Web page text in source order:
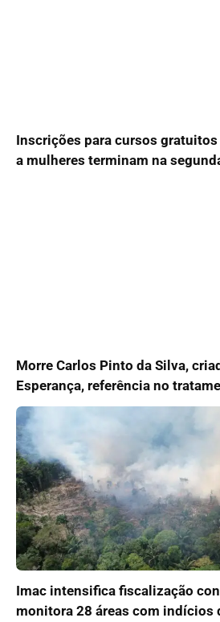
Inscrições para cursos
a mulheres terminam na
Morre Carlos Pinto da Silva,
Esperança, referência no
Imac intensifica fiscalização
monitora 28 áreas com indícios